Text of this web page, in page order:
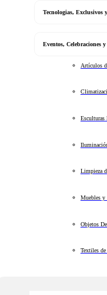
Tecnologias, Exclusivos
Eventos, Celebraciones y
Artículos
Esculturas
Limpieza
Muebles y
Objetos
Textiles